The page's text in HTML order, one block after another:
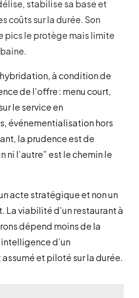
stabilise sa base et
coûts sur la durée. Son
pics le protège mais limite
à condition de
de l’offre : menu court,
le service en
événementialisation hors
la prudence est de
ni l’autre” est le chemin le
acte stratégique et non un
La viabilité d’un restaurant à
dépend moins de la
d’un
et piloté sur la durée.